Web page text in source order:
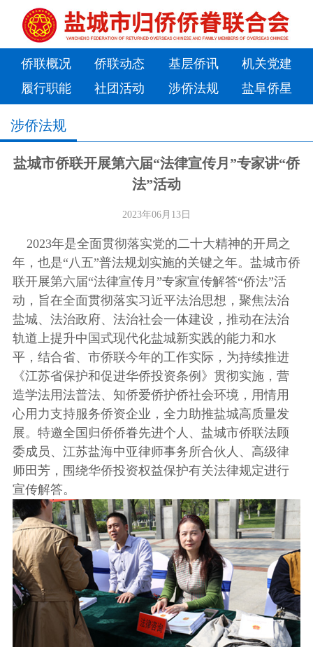
侨联概况 侨联动态 基层侨讯
机关党建
履行职能
社团活动 涉侨法规 盐阜侨星
涉侨法规
盐城市侨联开展第六届“法律宣传月”专家讲“侨
法”活动
2023年06月13日
2023年是全面贯彻落实党的二十大精神的开局之
年，也是“八五”普法规划实施的关键之年。盐城市侨
联开展第六届“法律宣传月”专家宣传解答“侨法”活
动，旨在全面贯彻落实习近平法治思想，聚焦法治
盐城、法治政府、法治社会一体建设，推动在法治
轨道上提升中国式现代化盐城新实践的能力和水
平，结合省、市侨联今年的工作实际，为持续推进
《江苏省保护和促进华侨投资条例》贯彻实施，营
造学法用法普法、知侨爱侨护侨社会环境，用情用
心用力支持服务侨资企业，全力助推盐城高质量发
展。特邀全国归侨侨眷先进个人、盐城市侨联法顾
委成员、江苏盐海中亚律师事务所合伙人、高级律
师田芳，围绕华侨投资权益保护有关法律规定进行
宣传解答。